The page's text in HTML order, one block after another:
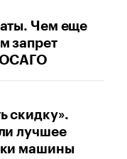
Чем еще
запрет
ОСАГО
скидку».
лучшее
машины